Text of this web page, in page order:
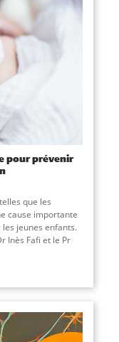
pour prévenir
que les
cause importante
jeunes enfants.
Inès Fafi et le Pr